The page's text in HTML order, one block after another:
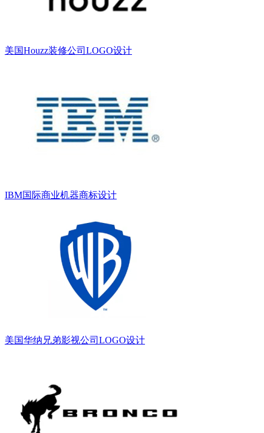
美国Houzz装修公司LOGO设计
IBM国际商业机器商标设计
美国华纳兄弟影视公司LOGO设计